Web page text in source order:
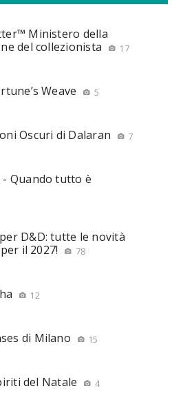
Ministero della
del collezionista
17
Weave 5
Oscuri di Dalaran 7
Quando tutto è
D&D: tutte le novità
il 2027!
78
12
di Milano 15
del Natale 4